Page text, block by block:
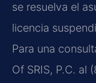
se resuelva el
licencia
Para una
Of SRIS, P.C. al